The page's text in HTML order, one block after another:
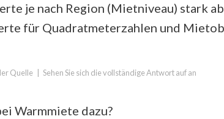
je nach Region (Mietniveau) stark
für Quadratmeterzahlen und
Quelle Sehen Sie sich die vollständige Antwort auf an
Warmmiete dazu?